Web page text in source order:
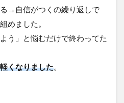
→自信がつくの繰り返しで
めました。
う」と悩むだけで終わってた
くなりました。